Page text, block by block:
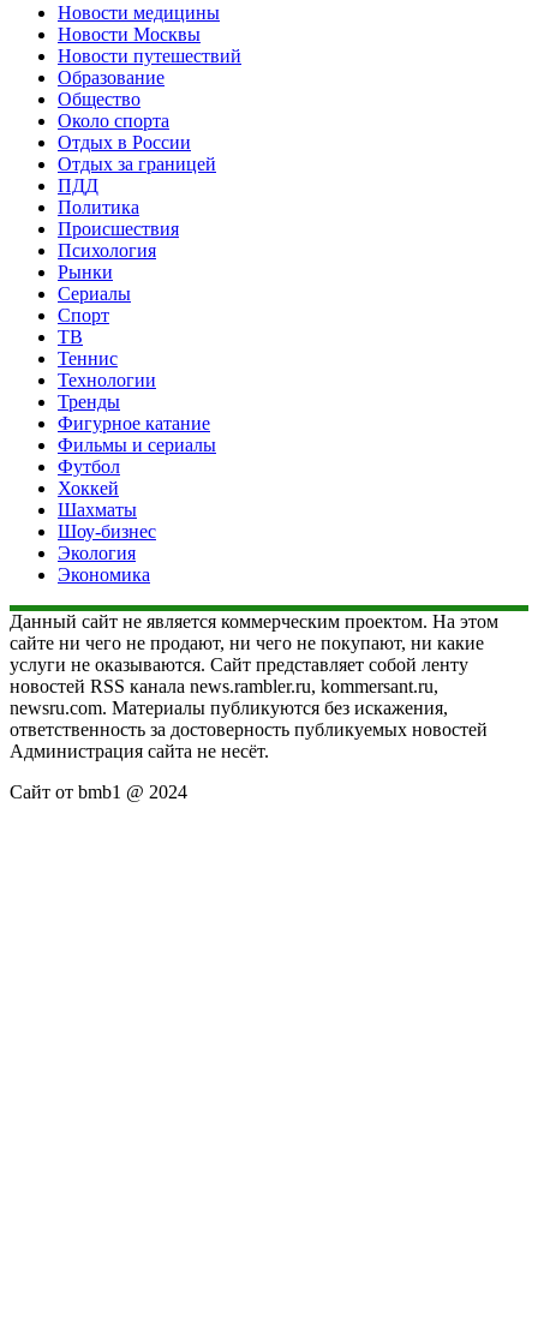
Новости медицины
Новости Москвы
Новости путешествий
Образование
Общество
Около спорта
Отдых в России
Отдых за границей
ПДД
Политика
Происшествия
Психология
Рынки
Сериалы
Спорт
ТВ
Теннис
Технологии
Тренды
Фигурное катание
Фильмы и сериалы
Футбол
Хоккей
Шахматы
Шоу-бизнес
Экология
Экономика
Данный сайт не является коммерческим проектом. На этом
сайте ни чего не продают, ни чего не покупают, ни какие
услуги не оказываются. Сайт представляет собой ленту
новостей RSS канала news.rambler.ru, kommersant.ru,
newsru.com. Материалы публикуются без искажения,
ответственность за достоверность публикуемых новостей
Администрация сайта не несёт.
Сайт от bmb1 @ 2024